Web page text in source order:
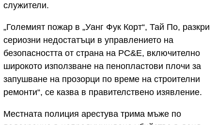
служители.
„Големият пожар в „Уанг Фук Корт“, Тай По, разкри
сериозни недостатъци в управлението на
безопасността от страна на PC&E, включително
широкото използване на пенопластови плочи за
запушване на прозорци по време на строителни
ремонти“, се казва в правителствено изявление.
Местната полиция арестува трима мъже по